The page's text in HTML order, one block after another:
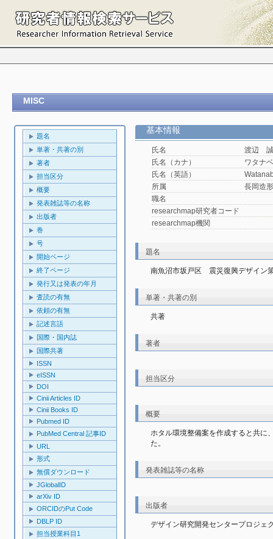
MISC
題名
単著・共著の別
著者
担当区分
概要
発表雑誌等の名称
出版者
巻
号
開始ページ
終了ページ
発行又は発表の年月
査読の有無
依頼の有無
記述言語
国際・国内誌
国際共著
ISSN
eISSN
DOI
Cinii Articles ID
Cinii Books ID
Pubmed ID
PubMed Central 記事ID
URL
形式
無償ダウンロード
JGlobalID
arXiv ID
ORCIDのPut Code
DBLP ID
担当授業科目1
基本情報
氏名
渡辺
氏名（カナ）
ワタナ
氏名（英語）
所属
長岡造
職名
researchmap研究者コード
researchmap機関
題名
南魚沼市坂戸区　震災復興デザイン
単著・共著の別
共著
著者
担当区分
概要
ホタル環境整備案を作成すると共に
た。
発表雑誌等の名称
出版者
デザイン研究開発センタープロジェ